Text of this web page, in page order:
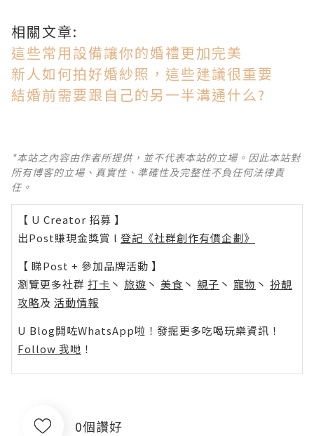
相關文章:
這些常用設備讓你的婚禮更加完美
新人如何拍好婚紗照，這些建議很重要
結婚前需要跟自己的另一半溝通什么?
*本站之內容由作者所提供，並不代表本站的立場。因此本站對
所有博客的立場、真實性、準確性及完整性不負任何法律責
任。
【 U Creator 招募 】
出Post賺現金獎賞 l 登記《社群創作有價企劃》
【 睇Post + 參加品牌活動 】
瀏覽更多社群 打卡 丶 旅遊 丶 美食 丶 親子 丶 寵物 丶 扮靚
攻略及 活動情報
U Blog開咗WhatsApp啦！發掘更多吃喝玩樂資訊！
Follow 我哋 ！
0個讚好